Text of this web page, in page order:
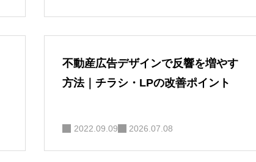
不動産広告デザインで反響を増やす
方法｜チラシ・LPの改善ポイント
2022.09.09 2026.07.08